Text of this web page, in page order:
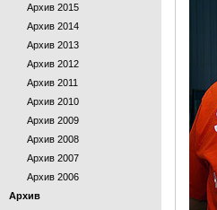
Архив 2015
Архив 2014
Архив 2013
Архив 2012
Архив 2011
Архив 2010
Архив 2009
Архив 2008
Архив 2007
Архив 2006
Архив